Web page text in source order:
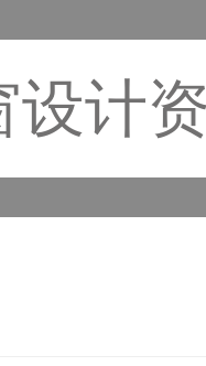
设计